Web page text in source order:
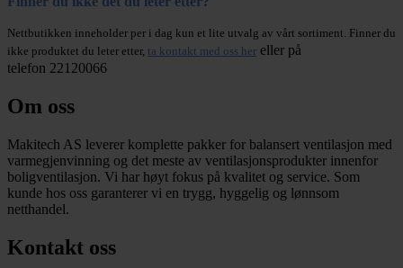
Nettbutikken inneholder per i dag kun et lite utvalg av vårt sortiment. Finner du
ikke produktet du leter etter, ta kontakt med oss her eller på
telefon 22120066
Om oss
Makitech AS leverer komplette pakker for balansert ventilasjon med
varmegjenvinning og det meste av ventilasjonsprodukter innenfor
boligventilasjon. Vi har høyt fokus på kvalitet og service. Som
kunde hos oss garanterer vi en trygg, hyggelig og lønnsom
netthandel.
Kontakt oss